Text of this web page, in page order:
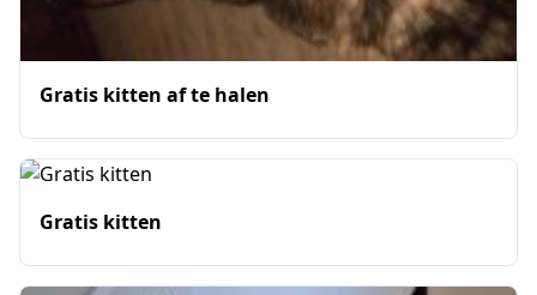
Gratis kitten af te halen
Gratis kitten